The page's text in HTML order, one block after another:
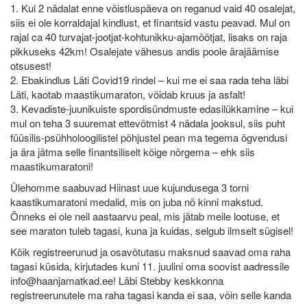
1. Kui 2 nädalat enne võistluspäeva on reganud vaid 40 osalejat,
siis ei ole korraldajal kindlust, et finantsid vastu peavad. Mul on
rajal ca 40 turvajat-jootjat-kohtunikku-ajamõõtjat, lisaks on raja
pikkuseks 42km! Osalejate vähesus andis poole ärajäämise
otsusest!
2. Ebakindlus Läti Covid19 rindel – kui me ei saa rada teha läbi
Läti, kaotab maastikumaraton, võidab kruus ja asfalt!
3. Kevadiste-juunikuiste spordisündmuste edasilükkamine – kui
mul on teha 3 suuremat ettevõtmist 4 nädala jooksul, siis puht
füüsilis-psühholoogilistel põhjustel pean ma tegema õgvendusi
ja ära jätma selle finantsiliselt kõige nõrgema – ehk siis
maastikumaratoni!
Ülehomme saabuvad Hiinast uue kujundusega 3 torni
kaastikumaratoni medalid, mis on juba nö kinni makstud.
Õnneks ei ole neil aastaarvu peal, mis jätab meile lootuse, et
see maraton tuleb tagasi, kuna ja kuidas, selgub ilmselt sügisel!
Kõik registreerunud ja osavõtutasu maksnud saavad oma raha
tagasi küsida, kirjutades kuni 11. juulini oma soovist aadressile
info@haanjamatkad.ee! Läbi Stebby keskkonna
registreerunutele ma raha tagasi kanda ei saa, võin selle kanda